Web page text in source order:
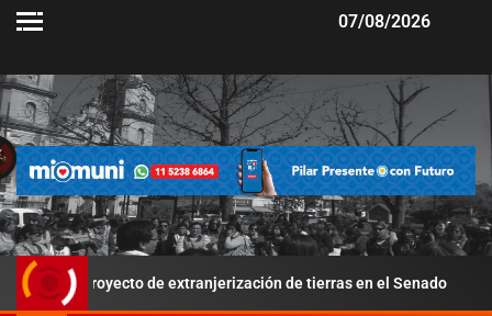
07/08/2026
de extranjerización de tierras en el Senado